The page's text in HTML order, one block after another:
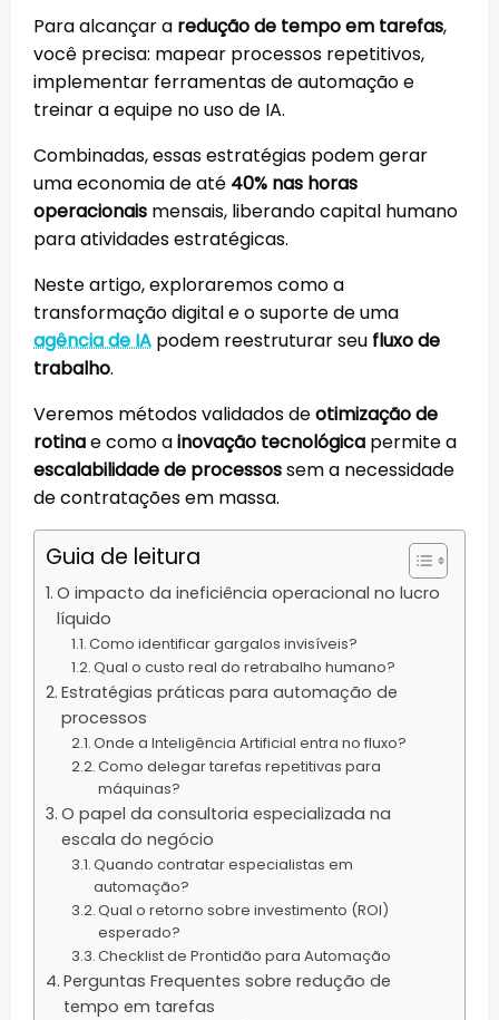
Para alcançar a redução de tempo em tarefas,
você precisa: mapear processos repetitivos,
implementar ferramentas de automação e
treinar a equipe no uso de IA.
Combinadas, essas estratégias podem gerar
uma economia de até 40% nas horas
operacionais mensais, liberando capital humano
para atividades estratégicas.
Neste artigo, exploraremos como a
transformação digital e o suporte de uma
agência de IA podem reestruturar seu fluxo de
trabalho.
Veremos métodos validados deotimização de
rotinae como ainovação tecnológica permite a
escalabilidade de processossem a necessidade
de contratações em massa.
Guia de leitura
O impacto da ineficiência operacional no lucro
líquido
Como identificar gargalos invisíveis?
Qual o custo real do retrabalho humano?
Estratégias práticas para automação de
processos
Onde a Inteligência Artificial entra no fluxo?
Como delegar tarefas repetitivas para
máquinas?
O papel da consultoria especializada na
escala do negócio
Quando contratar especialistas em
automação?
Qual o retorno sobre investimento (ROI)
esperado?
Checklist de Prontidão para Automação
Perguntas Frequentes sobre redução de
tempo em tarefas